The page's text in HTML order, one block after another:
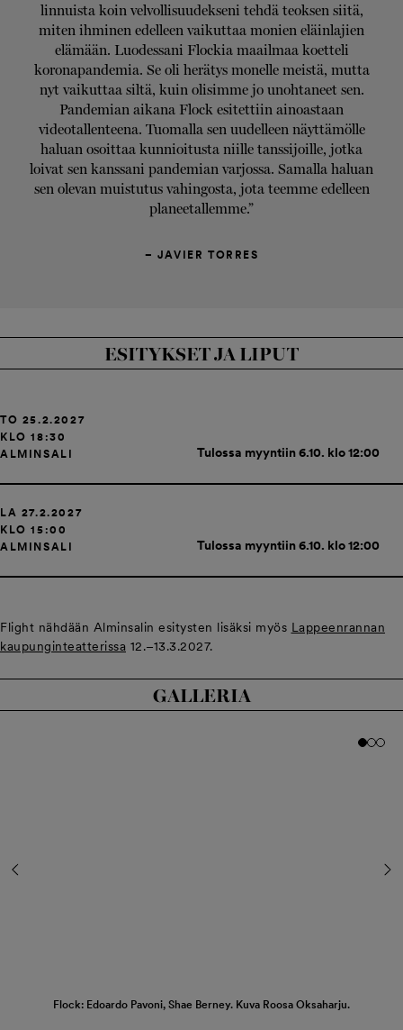
linnuista koin velvollisuudekseni tehdä teoksen siitä,
miten ihminen edelleen vaikuttaa monien eläinlajien
elämään. Luodessani Flockia maailmaa koetteli
koronapandemia. Se oli herätys monelle meistä, mutta
nyt vaikuttaa siltä, kuin olisimme jo unohtaneet sen.
Pandemian aikana Flock esitettiin ainoastaan
videotallenteena. Tuomalla sen uudelleen näyttämölle
haluan osoittaa kunnioitusta niille tanssijoille, jotka
loivat sen kanssani pandemian varjossa. Samalla haluan
sen olevan muistutus vahingosta, jota teemme edelleen
planeetallemme.”
– JAVIER TORRES
ESITYKSET JA LIPUT
TO 25.2.2027
KLO 18:30
ALMINSALI
Tulossa myyntiin 6.10. klo 12:00
LA 27.2.2027
KLO 15:00
ALMINSALI
Tulossa myyntiin 6.10. klo 12:00
Flight nähdään Alminsalin esitysten lisäksi myös Lappeenrannan
kaupunginteatterissa 12.–13.3.2027.
GALLERIA
Flock: Edoardo Pavoni, Shae Berney. Kuva Roosa Oksaharju.
Kuva
Kuva